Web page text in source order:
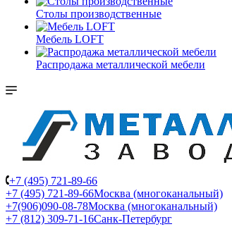
Столы производственные
Мебель LOFT
Распродажа металлической мебели
+7 (495) 721-89-66
+7 (495) 721-89-66Москва (многоканальный)
+7(906)090-08-78Москва (многоканальный)
+7 (812) 309-71-16Санк-Петербург